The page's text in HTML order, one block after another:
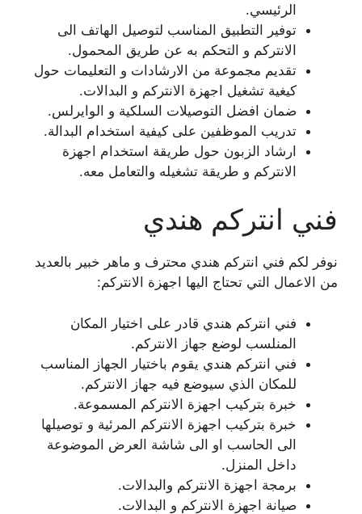
الرئيسي.
توفير التطبيق المناسب لتوصيل الهاتف الى
الانتركم و التحكم به عن طريق المحمول.
تقديم مجموعة من الارشادات و التعليمات حول
كيغية تشغيل اجهزة الانتركم و البدالات.
ضمان افضل التوصيلات السلكية و الوايرلس.
تدريب الموظفين على كيفية استخدام البدالة.
ارشاد الزبون حول طريقة استخدام اجهزة
الانتركم و طريقة تشغيله والتعامل معه.
فني انتركم هندي
نوفر لكم فني انتركم هندي محترف و ماهر خبير بالعديد
من الاعمال التي تحتاج اليها اجهزة الانتركم:
فني انتركم هندي قادر على اختيار المكان
المنلسب لوضع جهاز الانتركم.
فني انتركم هندي يقوم باختيار الجهاز المناسب
للمكان الذي سيوضع فيه جهاز الانتركم.
خبرة بتركيب اجهزة الانتركم المسموعة.
خبرة بتركيب اجهزة الانتركم المرئية و توصيلها
الى الحاسب او الى شاشة العرض الموضوعة
داخل المنزل.
برمجة اجهزة الانتركم والبدالات.
صيانة اجهزة الانتركم و البدالات.